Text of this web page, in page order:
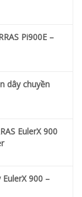
Pi900E –
dây chuyền
EulerX 900
900 –